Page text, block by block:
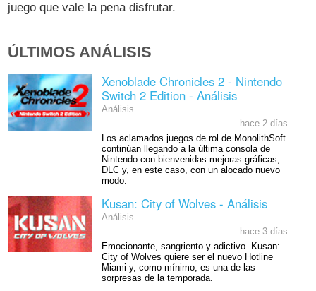
juego que vale la pena disfrutar.
ÚLTIMOS ANÁLISIS
Xenoblade Chronicles 2 - Nintendo
Switch 2 Edition - Análisis
Análisis
hace 2 días
Los aclamados juegos de rol de MonolithSoft
continúan llegando a la última consola de
Nintendo con bienvenidas mejoras gráficas,
DLC y, en este caso, con un alocado nuevo
modo.
Kusan: City of Wolves - Análisis
Análisis
hace 3 días
Emocionante, sangriento y adictivo. Kusan:
City of Wolves quiere ser el nuevo Hotline
Miami y, como mínimo, es una de las
sorpresas de la temporada.